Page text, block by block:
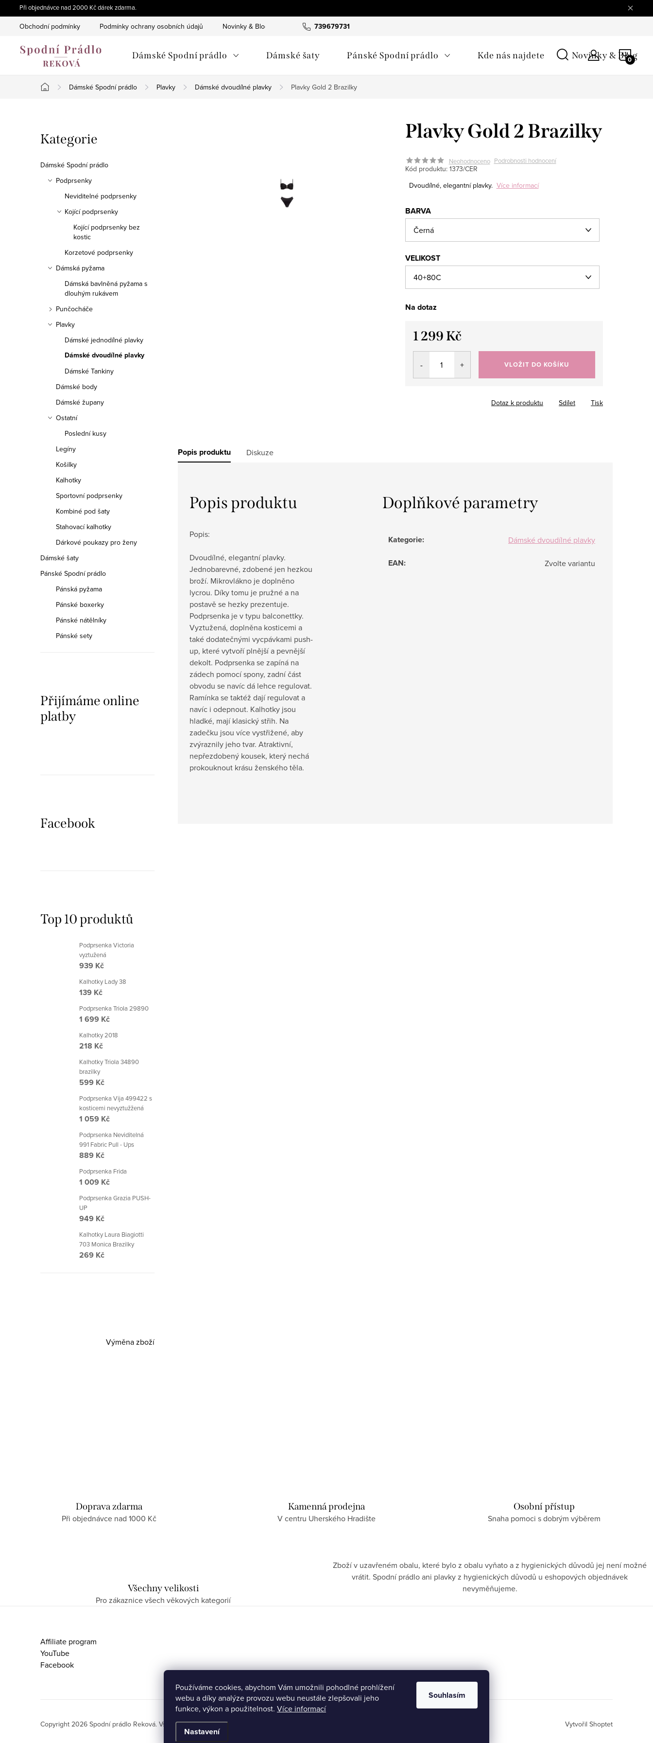
Používáme cookies, abychom Vám umožnili pohodlné prohlížení
webu a díky analýze provozu webu neustále zlepšovali jeho
funkce, výkon a použitelnost. Více informací
Nastavení
Souhlasím
na
obsah
Při objednávce nad 2000 Kč dárek zdarma.
739679731
Obchodní podmínky Podmínky ochrany osobních údajů Novinky & Blog
Dámské Spodní prádlo Dámské šaty Pánské Spodní prádlo Kde nás najdete Novinky & Blog
Domů
Dámské Spodní prádlo Plavky Dámské dvoudílné plavky Plavky Gold 2 Brazilky
o
s
Přeskočit
kategorie
Kategorie
Dámské Spodní prádlo
Podprsenky
Neviditelné podprsenky
Kojící podprsenky
Kojící podprsenky bez
kostic
Korzetové podprsenky
Dámská pyžama
Dámská bavlněná pyžama s
dlouhým rukávem
Punčocháče
Plavky
Dámské jednodílné plavky
Dámské dvoudílné plavky
Dámské Tankiny
Dámské body
Dámské župany
Ostatní
Poslední kusy
Legíny
Košilky
Kalhotky
Sportovní podprsenky
Kombiné pod šaty
Stahovací kalhotky
Dárkové poukazy pro ženy
Dámské šaty
Pánské Spodní prádlo
Pánská pyžama
Pánské boxerky
Pánské nátělníky
Pánské sety
Přijímáme online
platby
Facebook
Top 10 produktů
Podprsenka Victoria
vyztužená
939 Kč
Kalhotky Lady 38
139 Kč
Podprsenka Triola 29890
1 699 Kč
Kalhotky 2018
218 Kč
Kalhotky Triola 34890
brazilky
599 Kč
Podprsenka Vija 499422 s
kosticemi nevyztužžená
1 059 Kč
Podprsenka Neviditelná
991 Fabric Pull - Ups
889 Kč
Podprsenka Frida
1 009 Kč
Podprsenka Grazia PUSH-
UP
949 Kč
Kalhotky Laura Biagiotti
703 Monica Brazilky
269 Kč
Výměna zboží
Plavky Gold 2 Brazilky
Neohodnoceno Podrobnosti hodnocení
Kód produktu: 1373/CER
Dvoudílné, elegantní plavky. Více informací
BARVA
VELIKOST
Na dotaz
1 299 Kč
Měrná
VLOŽIT DO KOŠÍKU
Tisk
Dotaz k produktu Sdílet
Popis produktu Diskuze
Popis produktu
Popis:
Dvoudílné, elegantní plavky.
Jednobarevné, zdobené jen hezkou
broží. Mikrovlákno je doplněno
lycrou. Díky tomu je pružné a na
postavě se hezky prezentuje.
Podprsenka je v typu balconettky.
Vyztužená, doplněna kosticemi a
také dodatečnými vycpávkami push-
up, které vytvoří plnější a pevnější
dekolt. Podprsenka se zapíná na
zádech pomocí spony, zadní část
obvodu se navíc dá lehce regulovat.
Ramínka se taktéž dají regulovat a
navíc i odepnout. Kalhotky jsou
hladké, mají klasický střih. Na
zadečku jsou více vystřižené, aby
zvýraznily jeho tvar. Atraktivní,
nepřezdobený kousek, který nechá
prokouknout krásu ženského těla.
Doplňkové parametry
Kategorie: Dámské dvoudílné plavky
EAN: Zvolte variantu
Doprava zdarma
Při objednávce nad 1000 Kč
Kamenná prodejna
V centru Uherského Hradište
Osobní přístup
Snaha pomoci s dobrým výběrem
Všechny velikosti
Pro zákaznice všech věkových kategorií
Zboží v uzavřeném obalu, které bylo z obalu vyňato a z hygienických důvodů jej není možné
vrátit. Spodní prádlo ani plavky z hygienických důvodů u eshopových objednávek
nevyměňujeme.
Affiliate program
YouTube
Facebook
Vytvořil Shoptet
Copyright 2026 Spodní prádlo Reková. Všechna práva vyhrazena.